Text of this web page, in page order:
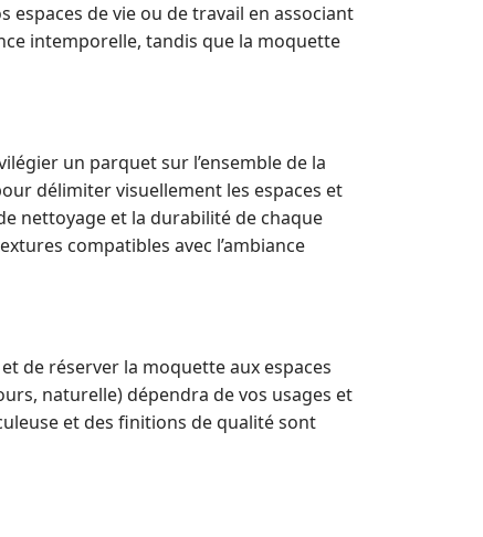
espaces de vie ou de travail en associant
intemporelle, tandis que la moquette
un parquet sur l’ensemble de la
délimiter visuellement les espaces et
nettoyage et la durabilité de chaque
compatibles avec l’ambiance
de réserver la moquette aux espaces
naturelle) dépendra de vos usages et
et des finitions de qualité sont